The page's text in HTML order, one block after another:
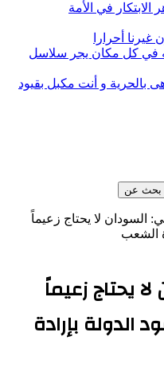
في الأمة
أحرارا
في كل مكان يجر سلاسل
بالحرية و أنت مكبل بقيود
بحث عن
السودان لا يحتاج زعيماً
الشعب
يحتاج زعيماً
الدولة بإرادة